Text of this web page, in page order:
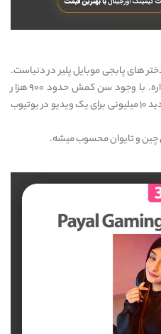
های پابجی موبایل پلیر در دنیاست.
اون اهل ایوانه و فقط ۲۳ سال سن داره. با وجود سن کمش حدود ۹۰۰ هزار
سابسکرایبر تو یوتیوب داره و تجربه بازدید ۱۰ میلیونی برای یک ویدیو در یوتیوب
چین و تایوان محسوب میشه.